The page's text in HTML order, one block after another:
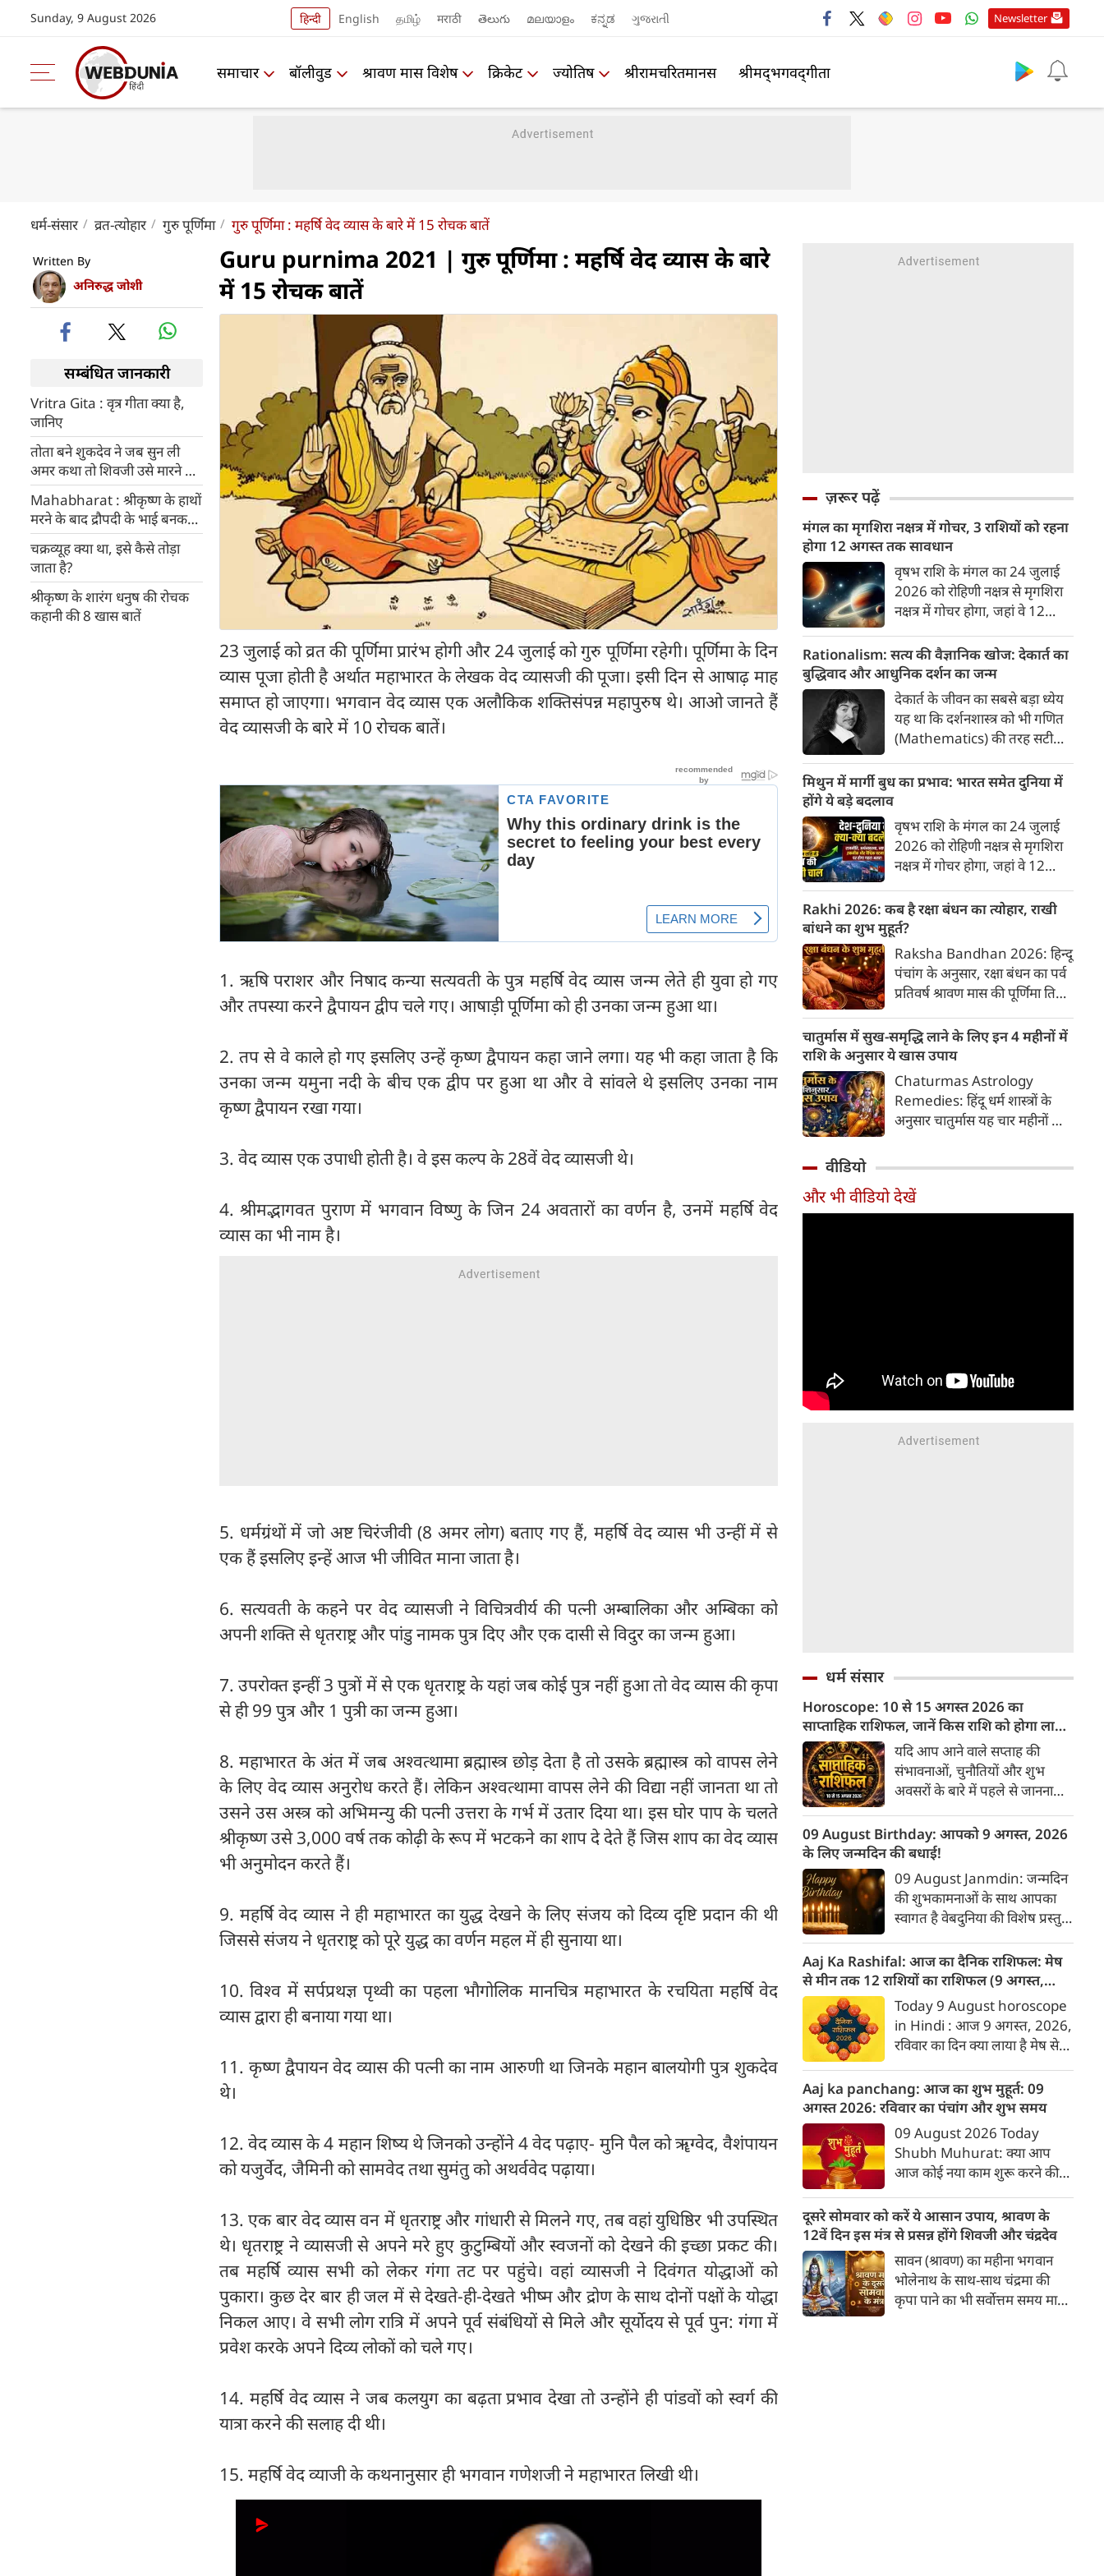
Sunday, 9 August 2026 हिन्दी English தமிழ் मराठी తెలుగు മലയാളം ಕನ್ನಡ ગુજરાતી Newsletter
समाचार बॉलीवुड श्रावण मास विशेष क्रिकेट ज्योतिष श्रीरामचरितमानस श्रीमद्‍भगवद्‍गीता
धर्म-संसार व्रत-त्योहार गुरु पूर्णिमा गुरु पूर्णिमा : महर्षि वेद व्यास के बारे में 15 रोचक बातें
Written By
अनिरुद्ध जोशी
सम्बंधित जानकारी
Vritra Gita : वृत्र गीता क्या है,
जानिए
तोता बने शुकदेव ने जब सुन ली
अमर कथा तो शिवजी उसे मारने को
दौड़े और फिर हुआ गजब
Mahabharat : श्रीकृष्ण के हाथों
मरने के बाद द्रौपदी के भाई बनकर
जन्मे एकलव्य और लिया बदला
चक्रव्यूह क्या था, इसे कैसे तोड़ा
जाता है?
श्रीकृष्ण के शारंग धनुष की रोचक
कहानी की 8 खास बातें
Guru purnima 2021 | गुरु पूर्णिमा : महर्षि वेद व्यास के बारे
में 15 रोचक बातें
23 जुलाई को व्रत की पूर्णिमा प्रारंभ होगी और 24 जुलाई को गुरु पूर्णिमा रहेगी। पूर्णिमा के दिन
व्यास पूजा होती है अर्थात महाभारत के लेखक वेद व्यासजी की पूजा। इसी दिन से आषाढ़ माह
समाप्त हो जाएगा। भगवान वेद व्यास एक अलौकिक शक्तिसंपन्न महापुरुष थे। आओ जानते हैं
वेद व्यासजी के बारे में 10 रोचक बातें।
1. ऋषि पराशर और निषाद कन्या सत्यवती के पुत्र महर्षि वेद व्यास जन्म लेते ही युवा हो गए
और तपस्या करने द्वैपायन द्वीप चले गए। आषाड़ी पूर्णिमा को ही उनका जन्म हुआ था।
2. तप से वे काले हो गए इसलिए उन्हें कृष्ण द्वैपायन कहा जाने लगा। यह भी कहा जाता है कि
उनका जन्म यमुना नदी के बीच एक द्वीप पर हुआ था और वे सांवले थे इसलिए उनका नाम
कृष्ण द्वैपायन रखा गया।
3. वेद व्यास एक उपाधी होती है। वे इस कल्प के 28वें वेद व्यासजी थे।
4. श्रीमद्भागवत पुराण में भगवान विष्णु के जिन 24 अवतारों का वर्णन है, उनमें महर्षि वेद
व्यास का भी नाम है।
5. धर्मग्रंथों में जो अष्ट चिरंजीवी (8 अमर लोग) बताए गए हैं, महर्षि वेद व्यास भी उन्हीं में से
एक हैं इसलिए इन्हें आज भी जीवित माना जाता है।
6. सत्यवती के कहने पर वेद व्यासजी ने विचित्रवीर्य की पत्नी अम्बालिका और अम्बिका को
अपनी शक्ति से धृतराष्ट्र और पांडु नामक पुत्र दिए और एक दासी से विदुर का जन्म हुआ।
7. उपरोक्त इन्हीं 3 पुत्रों में से एक धृतराष्ट्र के यहां जब कोई पुत्र नहीं हुआ तो वेद व्यास की कृपा
से ही 99 पुत्र और 1 पुत्री का जन्म हुआ।
8. महाभारत के अंत में जब अश्‍वत्थामा ब्रह्मास्त्र छोड़ देता है तो उसके ब्रह्मास्त्र को वापस लेने
के लिए वेद व्यास अनुरोध करते हैं। लेकिन अश्‍वत्‍थामा वापस लेने की विद्या नहीं जानता था तो
उसने उस अस्त्र को अभिमन्यु की पत्नी उत्तरा के गर्भ में उतार दिया था। इस घोर पाप के चलते
श्रीकृष्ण उसे 3,000 वर्ष तक कोढ़ी के रूप में भटकने का शाप दे देते हैं जिस शाप का वेद व्यास
भी अनुमोदन करते हैं।
9. महर्षि वेद व्यास ने ही महाभारत का युद्ध देखने के लिए संजय को दिव्य दृष्टि प्रदान की थी
जिससे संजय ने धृतराष्ट्र को पूरे युद्ध का वर्णन महल में ही सुनाया था।
10. विश्‍व में सर्पप्रथज्ञ पृथ्वी का पहला भौगोलिक मानचित्र महाभारत के रचयिता महर्षि वेद
व्यास द्वारा ही बनाया गया था।
11. कृष्ण द्वैपायन वेद व्यास की पत्नी का नाम आरुणी था जिनके महान बालयोगी पुत्र शुकदेव
थे।
12. वेद व्यास के 4 महान शिष्य थे जिनको उन्होंने 4 वेद पढ़ाए- मुनि पैल को ॠग्वेद, वैशंपायन
को यजुर्वेद, जैमिनी को सामवेद तथा सुमंतु को अथर्ववेद पढ़ाया।
13. एक बार वेद व्यास वन में धृतराष्ट्र और गांधारी से मिलने गए, तब वहां युधिष्ठिर भी उपस्थित
थे। धृतराष्ट्र ने व्यासजी से अपने मरे हुए कुटुम्बियों और स्वजनों को देखने की इच्छा प्रकट की।
तब महर्षि व्यास सभी को लेकर गंगा तट पर पहुंचे। वहां व्यासजी ने दिवंगत योद्धाओं को
पुकारा। कुछ देर बार ही जल में से देखते-ही-देखते भीष्म और द्रोण के साथ दोनों पक्षों के योद्धा
निकल आए। वे सभी लोग रात्रि में अपने पूर्व संबंधियों से मिले और सूर्योदय से पूर्व पुन: गंगा में
प्रवेश करके अपने दिव्य लोकों को चले गए।
14. महर्षि वेद व्यास ने जब कलयुग का बढ़ता प्रभाव देखा तो उन्होंने ही पांडवों को स्वर्ग की
यात्रा करने की सलाह दी थी।
15. महर्षि वेद व्याजी के कथनानुसार ही भगवान गणेशजी ने महाभारत लिखी थी।
ज़रूर पढ़ें
मंगल का मृगशिरा नक्षत्र में गोचर, 3 राशियों को रहना
होगा 12 अगस्त तक सावधान
वृषभ राशि के मंगल का 24 जुलाई
2026 को रोहिणी नक्षत्र से मृगशिरा
नक्षत्र में गोचर होगा, जहां वे 12
परिवर्तन के चलते 3 राशि के लोगों
को 12 अगस्त तक रहना होगा
सावधान। चलिए जानते हैं कि किन
राशि 3 राशियों को रहना होगा
सावधान।
Rationalism: सत्य की वैज्ञानिक खोज: देकार्त का
बुद्धिवाद और आधुनिक दर्शन का जन्म
देकार्त के जीवन का सबसे बड़ा ध्येय
यह था कि दर्शनशास्त्र को भी गणित
(Mathematics) की तरह सटीक,
जाए। वे एक ऐसा सार्वभौमिक सत्य
खोजना चाहते थे, जिस पर कोई भी
प्रश्नचिह्न न लगा सके। इसी विचार ने
बुद्धिवाद (Rationalism) की नींव
रखी। आइए, देकार्त के इस अद्भुत
दार्शनिक चिंतन के 4 प्रमुख स्तंभों को
गहराई से समझते हैं।
मिथुन में मार्गी बुध का प्रभाव: भारत समेत दुनिया में
होंगे ये बड़े बदलाव
वृषभ राशि के मंगल का 24 जुलाई
2026 को रोहिणी नक्षत्र से मृगशिरा
नक्षत्र में गोचर होगा, जहां वे 12
में एक बड़ा हलचल भरा मोड़ आ चुका
है- बुध ग्रह अपनी ही प्रिय राशि मिथुन
में सीधे (मार्गी) चलने लगे हैं। अब जब
बुद्धि और संवाद का कारक ग्रह सीधी
चाल चलेगा, तो जाहिर है आपकी
सोच, बातचीत और फैसलों की रफ्तार
भी बदल जाएगी।
Rakhi 2026: कब है रक्षा बंधन का त्योहार, राखी
बांधने का शुभ मुहूर्त?
Raksha Bandhan 2026: हिन्दू
पंचांग के अनुसार, रक्षा बंधन का पर्व
प्रतिवर्ष श्रावण मास की पूर्णिमा तिथि
में इसे मिठास और खुशियों का उत्सव
माना गया है। यह भाई-बहन के प्रेम
का पावन पर्व है। यहां जानें रक्षा बंधन
2026 कब है? जानें रक्षा बंधन
2026 की तारीख...
चातुर्मास में सुख-समृद्धि लाने के लिए इन 4 महीनों में
राशि के अनुसार ये खास उपाय
Chaturmas Astrology
Remedies: हिंदू धर्म शास्त्रों के
अनुसार चातुर्मास यह चार महीनों का
आप अपनी राशि के अनुसार चातुर्मास
में कुछ विशेष उपाय करते हैं, तो
वीडियो
और भी वीडियो देखें
धर्म संसार
Horoscope: 10 से 15 अगस्त 2026 का
साप्ताहिक राशिफल, जानें किस राशि को होगा लाभ
और किसे नुकसानयदि आप आने वाले सप्ताह की
संभावनाओं, चुनौतियों और शुभ
अवसरों के बारे में पहले से जानना
अगस्त 2026 का यह साप्ताहिक
राशिफल आपकी योजना बनाने में
मददगार साबित होगा। जानिए मेष से
मीन तक सभी 12 राशियों के लिए
यह सप्ताह कैसा रहने वाला है...
09 August Birthday: आपको 9 अगस्त, 2026
के लिए जन्मदिन की बधाई!
09 August Janmdin: जन्मदिन
की शुभकामनाओं के साथ आपका
स्वागत है वेबदुनिया की विशेष प्रस्तुति
पाठकों के व्यक्तित्व और भविष्य के
बारे में जानकारी देगा जिनका उस
दिनांक को जन्मदिन होगा। पेश है
दिनांक 9 को जन्मे व्यक्तियों के बारे
में जानकारी :
Aaj Ka Rashifal: आज का दैनिक राशिफल: मेष
से मीन तक 12 राशियों का राशिफल (9 अगस्‍त,
2026)
Today 9 August horoscope
in Hindi : आज 9 अगस्‍त, 2026,
रविवार का दिन क्या लाया है मेष से
डेली होरोस्कोप के अनुसार वेबदुनिया
पर दैनिक राशिफल के बारे में एकदम
सटीक जानकारी...
Aaj ka panchang: आज का शुभ मुहूर्त: 09
अगस्‍त 2026: रविवार का पंचांग और शुभ समय
09 August 2026 Today
Shubh Muhurat: क्या आप
आज कोई नया काम शुरू करने की
लेने वाले हैं? ज्योतिष और पंचांग के
अनुसार, किसी भी शुभ कार्य को सही
मुहूर्त में करने से सफलता की
संभावना बढ़ जाती है। 'वेबदुनिया'
आपके लिए लेकर आया है 09
अगस्‍त, 2026 का विशेष पंचांग और
दूसरे सोमवार को करें ये आसान उपाय, श्रावण के
12वें दिन इस मंत्र से प्रसन्न होंगे शिवजी और चंद्रदेव
सावन (श्रावण) का महीना भगवान
भोलेनाथ के साथ-साथ चंद्रमा की
कृपा पाने का भी सर्वोत्तम समय माना